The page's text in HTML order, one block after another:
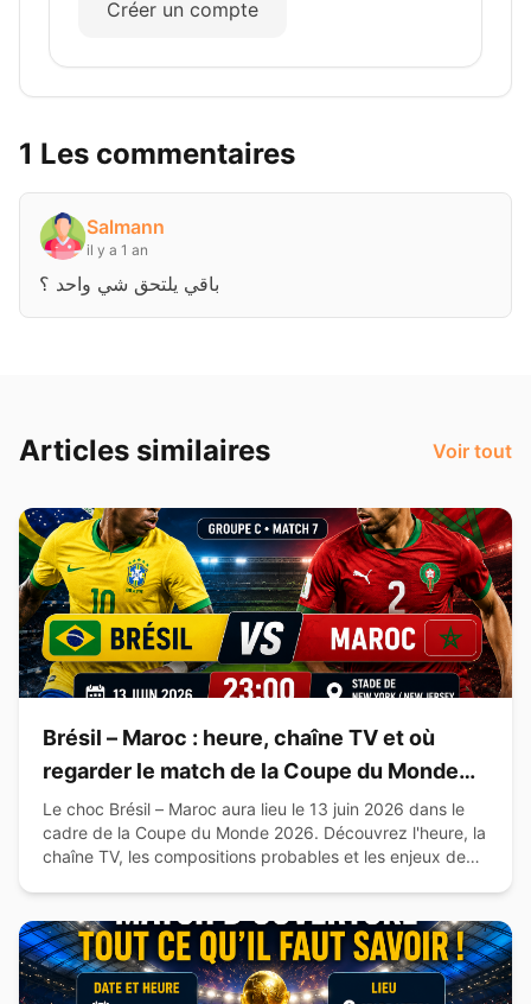
Créer un compte
1 Les commentaires
Salmann
il y a 1 an
باقي يلتحق شي واحد ؟
Articles similaires Voir tout
Brésil – Maroc : heure, chaîne TV et où
regarder le match de la Coupe du Monde
2026
Le choc Brésil – Maroc aura lieu le 13 juin 2026 dans le
cadre de la Coupe du Monde 2026. Découvrez l'heure, la
chaîne TV, les compositions probables et les enjeux de